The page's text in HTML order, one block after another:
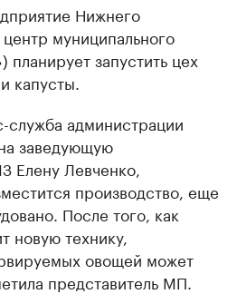
Нижнего
муниципального
запустить цех
капусты.
служба администрации
заведующую
Елену Левченко,
производство, еще
После того, как
новую технику,
овощей может
представитель МП.